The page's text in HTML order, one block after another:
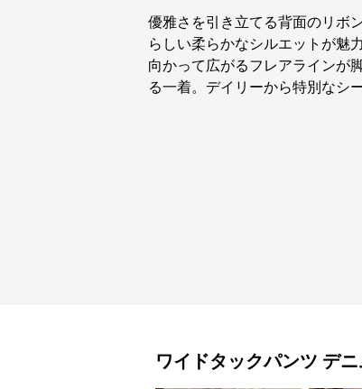
優雅さを引き立てる背面のリボ
らしい柔らかなシルエットが魅
向かって広がるフレアラインが
る一着。デイリーから特別なシ
ワイドタックパンツ デニ